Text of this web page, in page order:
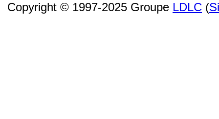
Copyright © 1997-2025 Groupe LDLC (